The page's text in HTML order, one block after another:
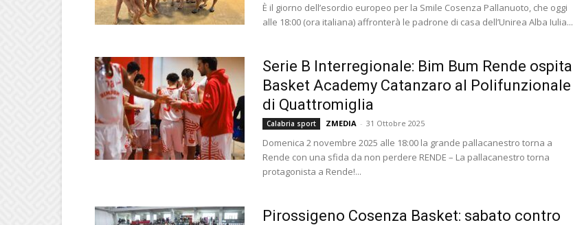
È il giorno dell’esordio europeo per la Smile Cosenza Pallanuoto, che oggi
alle 18:00 (ora italiana) affronterà le padrone di casa dell’Unirea Alba Iulia...
Serie B Interregionale: Bim Bum Rende ospita
Basket Academy Catanzaro al Polifunzionale
di Quattromiglia
Calabria sport ZMEDIA - 31 Ottobre 2025
Domenica 2 novembre 2025 alle 18:00 la grande pallacanestro torna a
Rende con una sfida da non perdere RENDE – La pallacanestro torna
protagonista a Rende!...
Pirossigeno Cosenza Basket: sabato contro